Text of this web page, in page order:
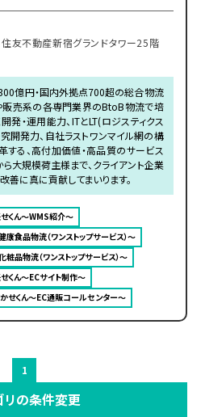
友不動産新宿グランドタワー25階
億円・国内外拠点700超の総合物流
販売系の各専門業界のBtoB物流で培
発・運用能力、ITとLT(ロジスティクス
開発力、自社ラストワンマイル網の構
する、高付加価値・高品質のサービス
ら大規模荷主様まで、クライアント企業
に真に貢献してまいります。
くん～WMS紹介～
食品物流（ワンストップサービス）～
品物流（ワンストップサービス）～
くん～ECサイト制作～
せくん～EC通販コールセンター～
1
リの条件変更